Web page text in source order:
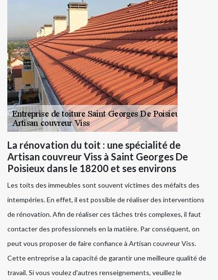
La rénovation du toit : une spécialité de
Artisan couvreur Viss à Saint Georges De
Poisieux dans le 18200 et ses environs
Les toits des immeubles sont souvent victimes des méfaits des
intempéries. En effet, il est possible de réaliser des interventions
de rénovation. Afin de réaliser ces tâches très complexes, il faut
contacter des professionnels en la matière. Par conséquent, on
peut vous proposer de faire confiance à Artisan couvreur Viss.
Cette entreprise a la capacité de garantir une meilleure qualité de
travail. Si vous voulez d'autres renseignements, veuillez le